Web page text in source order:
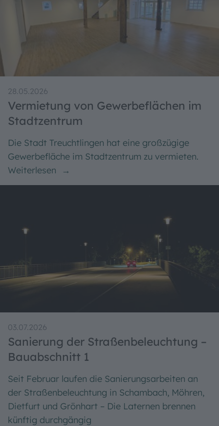
28.05.2026
Vermietung von Gewerbeflächen im
Stadtzentrum
Gewerbefläche im Stadtzentrum zu vermieten.
Weiterlesen
03.07.2026
Sanierung der Straßenbeleuchtung –
Bauabschnitt 1